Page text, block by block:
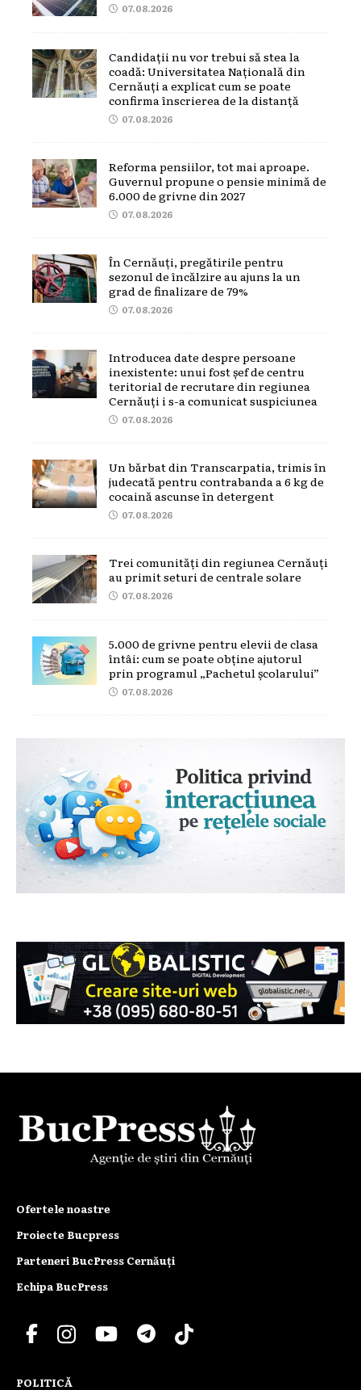
07.08.2026
Candidații nu vor trebui să stea la
coadă: Universitatea Națională din
Cernăuți a explicat cum se poate
confirma înscrierea de la distanță
07.08.2026
Reforma pensiilor, tot mai aproape.
Guvernul propune o pensie minimă de
6.000 de grivne din 2027
07.08.2026
În Cernăuți, pregătirile pentru
sezonul de încălzire au ajuns la un
grad de finalizare de 79%
07.08.2026
Introducea date despre persoane
inexistente: unui fost șef de centru
teritorial de recrutare din regiunea
Cernăuți i s-a comunicat suspiciunea
07.08.2026
Un bărbat din Transcarpatia, trimis în
judecată pentru contrabanda a 6 kg de
cocaină ascunse în detergent
07.08.2026
Trei comunități din regiunea Cernăuți
au primit seturi de centrale solare
07.08.2026
5.000 de grivne pentru elevii de clasa
întâi: cum se poate obține ajutorul
prin programul „Pachetul școlarului”
07.08.2026
Ofertele noastre
Proiecte Bucpress
Parteneri BucPress Cernăuți
Echipa BucPress
POLITICĂ